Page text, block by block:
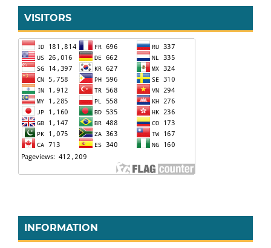
VISITORS
INFORMATION